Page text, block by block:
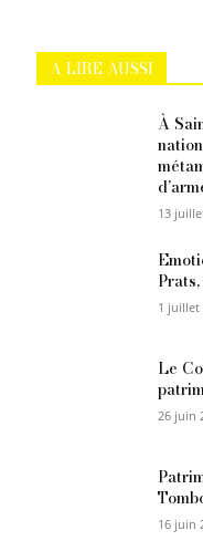
A LIRE AUSSI
À
13
1 juillet
Le
26 juin
16 juin